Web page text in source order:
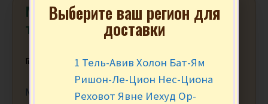
Мармелад фруктовый
трехслойный מרמלדה שלוש שכבות
₪ за 100 гр.
Мин. заказ от 200 гр. (2)
Выберите ваш регион для
доставки
1 Тель-Авив Холон Бат-Ям
Ришон-Ле-Цион Нес-Циона
Реховот Явне Иехуд Ор-